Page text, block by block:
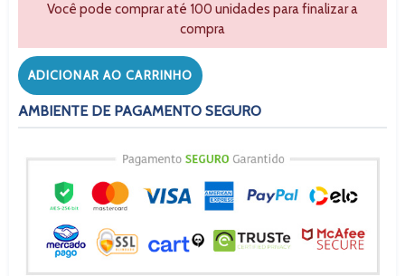
Você pode comprar até 100 unidades para finalizar a
compra
ADICIONAR AO CARRINHO
AMBIENTE DE PAGAMENTO SEGURO